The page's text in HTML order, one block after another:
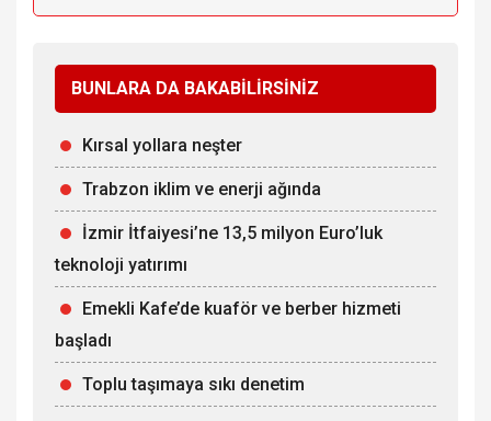
BUNLARA DA BAKABİLİRSİNİZ
Kırsal yollara neşter
Trabzon iklim ve enerji ağında
İzmir İtfaiyesi’ne 13,5 milyon Euro’luk
teknoloji yatırımı
Emekli Kafe’de kuaför ve berber hizmeti
başladı
Toplu taşımaya sıkı denetim